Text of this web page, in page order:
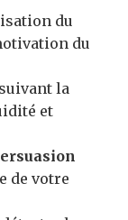
du
du
la
et
de votre